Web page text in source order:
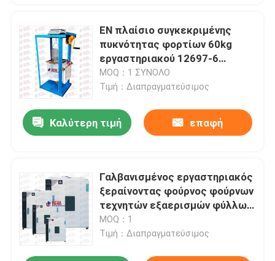
Προϊόντα
Σχετικά με εμάς
Γύρος εργοστασίων
επαφή
Ζητήστε ένα απόσπασμα
EN πλαίσιο συγκεκριμένης
πυκνότητας φορτίων 60kg
εργαστηριακού 12697-6
εξεταστικού εξοπλισμού
MOQ：1 ΣΥΝΟΛΟ
Τιμή：Διαπραγματεύσιμος
Καλύτερη τιμή επαφή
Γαλβανισμένος εργαστηριακός
ξεραίνοντας φούρνος φούρνων
τεχνητών εξαερισμών φύλλων
220v
MOQ：1
Τιμή：Διαπραγματεύσιμος